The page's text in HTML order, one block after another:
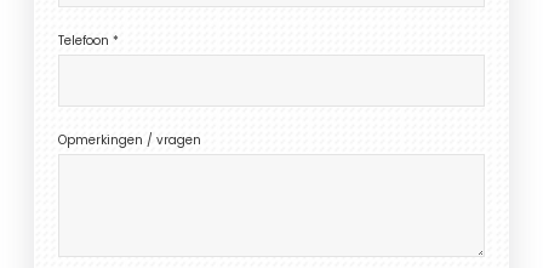
Telefoon *
Opmerkingen / vragen